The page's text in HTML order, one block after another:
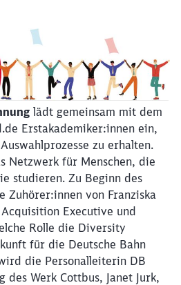
lädt gemeinsam mit dem
Erstakademiker:innen ein,
zu erhalten.
Netzwerk für Menschen, die
studieren. Zu Beginn des
Zuhörer:innen von Franziska
Executive und
Rolle die Diversity
für die Deutsche Bahn
die Personalleiterin DB
des Werk Cottbus, Janet Jurk,